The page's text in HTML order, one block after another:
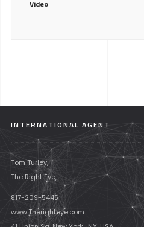
Video
INTERNATIONAL AGENT
Tom Turley,
The Right Eye,
917-209-5445
www.Therighteye.com